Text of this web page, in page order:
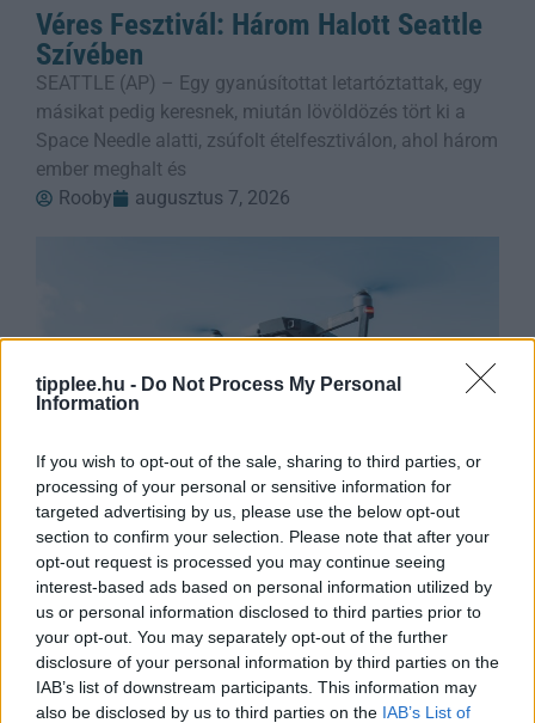
tipplee.hu - Do Not Process My Personal
Information
If you wish to opt-out of the sale, sharing to third parties, or
processing of your personal or sensitive information for
targeted advertising by us, please use the below opt-out
section to confirm your selection. Please note that after your
opt-out request is processed you may continue seeing
interest-based ads based on personal information utilized by
us or personal information disclosed to third parties prior to
your opt-out. You may separately opt-out of the further
disclosure of your personal information by third parties on the
IAB’s list of downstream participants. This information may
also be disclosed by us to third parties on the IAB’s List of
Véres Fesztivál: Három Halott Seattle
Szívében
SEATTLE (AP) – Egy gyanúsítottat letartóztattak, egy
másikat pedig keresnek, miután lövöldözés tört ki a
Space Needle alatti, zsúfolt ételfesztiválon, ahol három
ember meghalt és
Rooby
augusztus 7, 2026
Kutyaként ugráló drón, ami követ
téged – kipróbáltuk a Mondo Benit
Sean Hollister, a The Verge vezető szerkesztője,
kipróbálta a Beni nevű kétlábú robotkutyát, amely
ugrál, trükközik, és stabil 4K-ban követi a gazdáját. A
körülbelül 600
Rooby
augusztus 7, 2026